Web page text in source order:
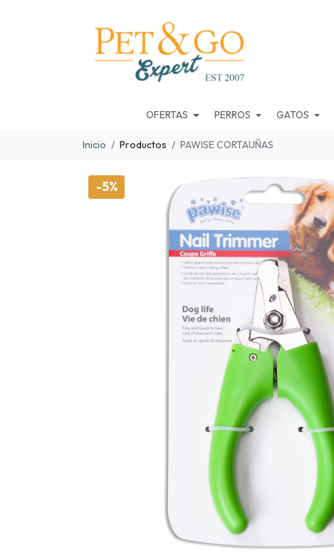
OFERTAS PERROS GATOS
Inicio Productos PAWISE CORTAUÑAS
-5%